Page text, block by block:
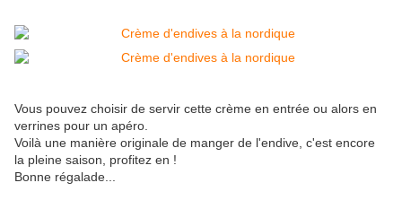
Vous pouvez choisir de servir cette crème en entrée ou alors en
verrines pour un apéro.
Voilà une manière originale de manger de l'endive, c'est encore
la pleine saison, profitez en !
Bonne régalade...